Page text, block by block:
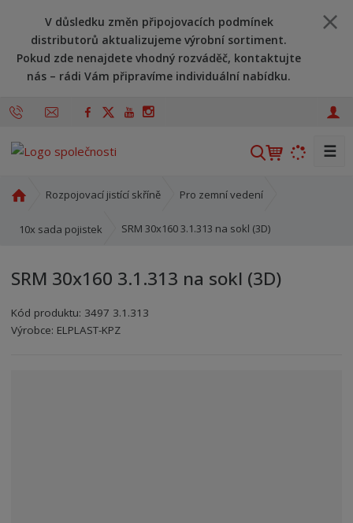
V důsledku změn připojovacích podmínek
distributorů aktualizujeme výrobní sortiment.
Pokud zde nenajdete vhodný rozváděč, kontaktujte
nás – rádi Vám připravíme individuální nabídku.
V
e
t
☰
o
í
t
r
Rozpojovací jistící skříně Pro zemní vedení
10x sada pojistek SRM 30x160 3.1.313 na sokl (3D)
SRM 30x160 3.1.313 na sokl (3D)
Kód produktu: 3497 3.1.313
Kód výrobce: 8595208615931
Kód dodavatele:8595208615931
Výrobce: ELPLAST-KPZ